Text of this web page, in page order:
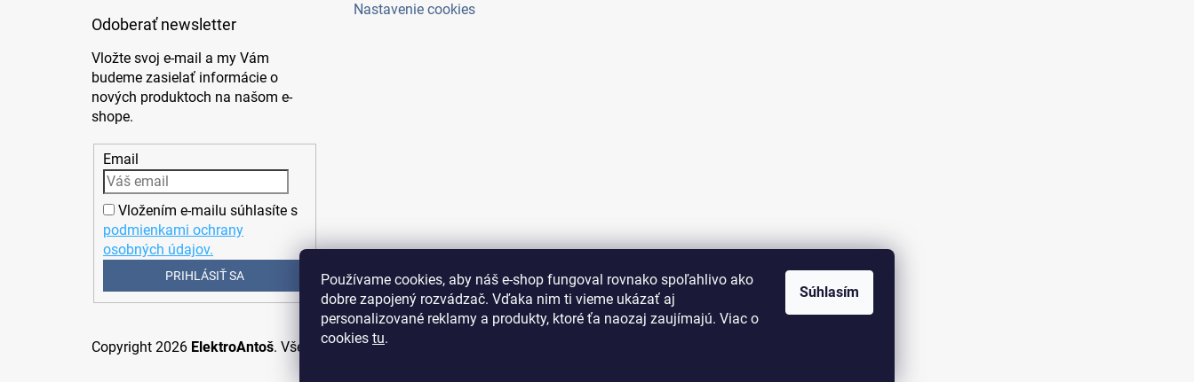
Používame cookies, aby náš e-shop fungoval rovnako spoľahlivo ako
dobre zapojený rozvádzač. Vďaka nim ti vieme ukázať aj
personalizované reklamy a produkty, ktoré ťa naozaj zaujímajú. Viac o
cookies tu.
Súhlasím
Odoberať newsletter
Vložte svoj e-mail a my Vám
budeme zasielať informácie o
nových produktoch na našom e-
shope.
Email
Vložením e-mailu súhlasíte s
podmienkami ochrany
osobných údajov.
PRIHLÁSIŤ SA
Nastavenie cookies
Copyright 2026 ElektroAntoš. Všetky práva vyhradené.